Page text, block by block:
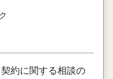
約に関する相談の